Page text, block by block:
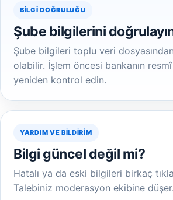
BILGI DOĞRULUĞU
Şube bilgilerini
Şube bilgileri toplu veri
olabilir. İşlem öncesi bankanın
yeniden kontrol edin.
YARDIM VE BILDIRIM
Bilgi güncel değil mi?
Hatalı ya da eski bilgileri birkaç
Talebiniz moderasyon ekibine düşer.